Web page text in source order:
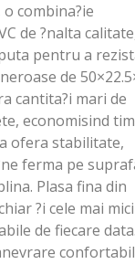
combina?ie
de ?nalta
pentru a
de
cantita?i mari de
economisind
ofera stabilitate,
ferma pe
Plasa fina din
?i cele mai mici
de fiecare data.